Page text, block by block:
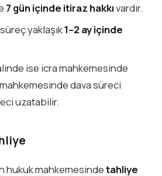
7 gün içinde itiraz hakkıvardır.
yaklaşık1–2 ay içinde
ise icra mahkemesinde
dava süreci
uzatabilir.
hukuk mahkemesindetahliye